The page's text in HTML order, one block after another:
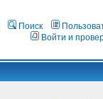
Поиск
Войти и